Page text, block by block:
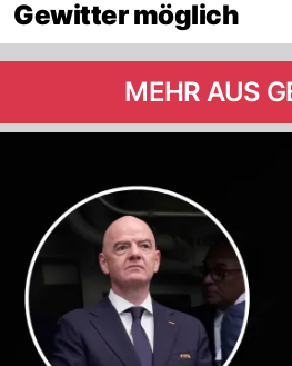
Gewitter möglich
MEHR AUS